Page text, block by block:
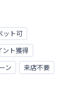
ット可
ント獲得
ン
来店不要